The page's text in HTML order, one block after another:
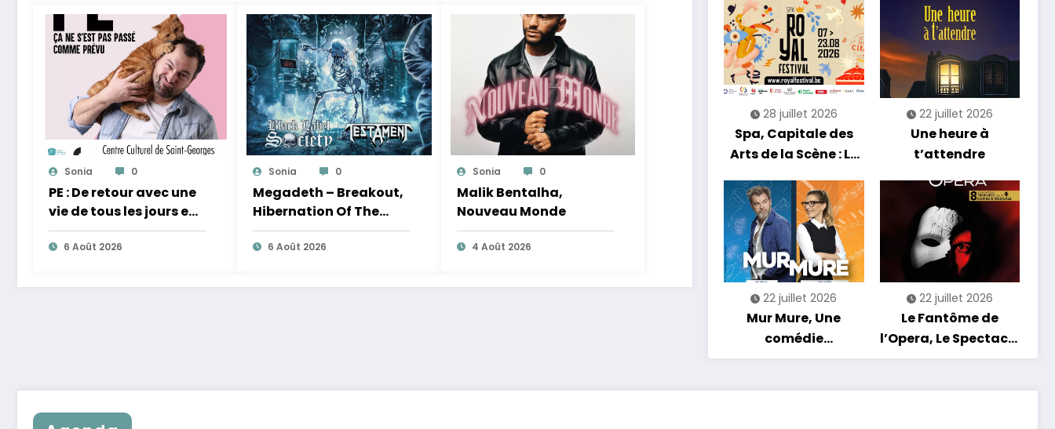
Sonia 0
PE : De retour avec une
vie de tous les jours en
équilibre
6 Août 2026
Sonia 0
Megadeth – Breakout,
Hibernation Of The
Nations Europe Tour
20276 Août 2026
Sonia 0
Malik Bentalha,
Nouveau Monde
4 Août 2026
28 juillet 2026
Spa, Capitale des
Arts de la Scène : Le
est Lancé !
22 juillet 2026
Une heure à
t’attendre
22 juillet 2026
Mur Mure, Une
comédie
romantique en
22 juillet 2026
Le Fantôme de
l’Opera, Le Spectacle
Musical